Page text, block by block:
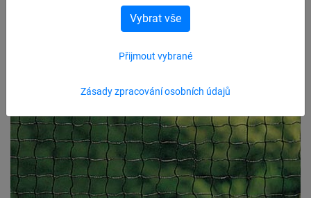
Zásady zpracování osobních údajů
Přijmout vybrané
Vybrat vše